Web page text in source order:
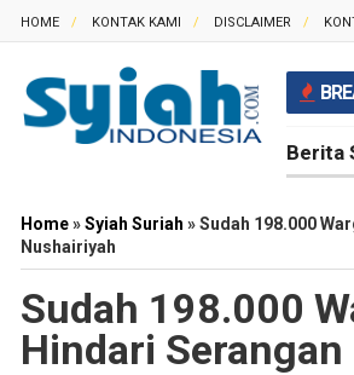
HOME KONTAK KAMI DISCLAIMER
Berita
Home»Syiah Suriah »Sudah 198.000
Nushairiyah
Sudah 198.000
Hindari